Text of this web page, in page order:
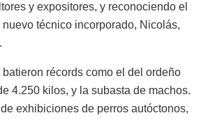
y expositores, y reconociendo el
técnico incorporado, Nicolás,
récords como el del ordeño
4.250 kilos, y la subasta de machos.
exhibiciones de perros autóctonos,